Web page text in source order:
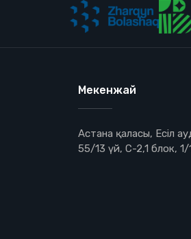
Мекенжай
Астана қаласы, Есіл
55/13 үй, С-2,1 блок, 1/